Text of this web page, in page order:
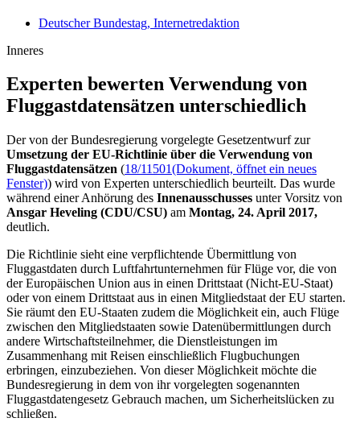
Deutscher Bundestag, Internetredaktion
Inneres
Experten bewerten Ver­wen­dung von
Flug­gastda­ten­sätzen unter­schiedlich
Der von der Bundesregierung vorgelegte Gesetzentwurf zur
Umsetzung der EU-Richtlinie über die Verwendung von
Fluggastdatensätzen (18/11501(Dokument, öffnet ein neues
Fenster)) wird von Experten unterschiedlich beurteilt. Das wurde
während einer Anhörung des Innenausschusses unter Vorsitz von
Ansgar Heveling (CDU/CSU) am Montag, 24. April 2017,
deutlich.
Die Richtlinie sieht eine verpflichtende Übermittlung von
Fluggastdaten durch Luftfahrtunternehmen für Flüge vor, die von
der Europäischen Union aus in einen Drittstaat (Nicht-EU-Staat)
oder von einem Drittstaat aus in einen Mitgliedstaat der EU starten.
Sie räumt den EU-Staaten zudem die Möglichkeit ein, auch Flüge
zwischen den Mitgliedstaaten sowie Datenübermittlungen durch
andere Wirtschaftsteilnehmer, die Dienstleistungen im
Zusammenhang mit Reisen einschließlich Flugbuchungen
erbringen, einzubeziehen. Von dieser Möglichkeit möchte die
Bundesregierung in dem von ihr vorgelegten sogenannten
Fluggastdatengesetz Gebrauch machen, um Sicherheitslücken zu
schließen.